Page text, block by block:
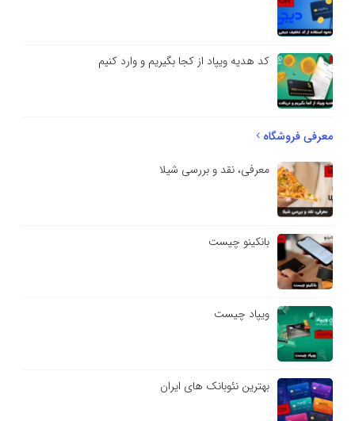
کد هدیه ویپاد از کجا بگیریم و وارد کنیم
معرفی فروشگاه
معرفی، نقد و بررسی شیلا
بانکینو چیست
ویپاد چیست
بهترین نئوبانک های ایران